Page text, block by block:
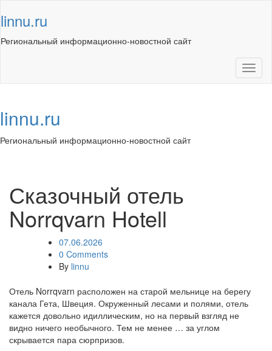
to
content
linnu.ru
Региональный информационно-новостной сайт
linnu.ru
Региональный информационно-новостной сайт
Сказочный отель
Norrqvarn Hotell
07.06.2026
0 Comments
By linnu
Отель Norrqvarn расположен на старой мельнице на берегу
канала Гета, Швеция. Окруженный лесами и полями, отель
кажется довольно идиллическим, но на первый взгляд не
видно ничего необычного. Тем не менее … за углом
скрывается пара сюрпризов.